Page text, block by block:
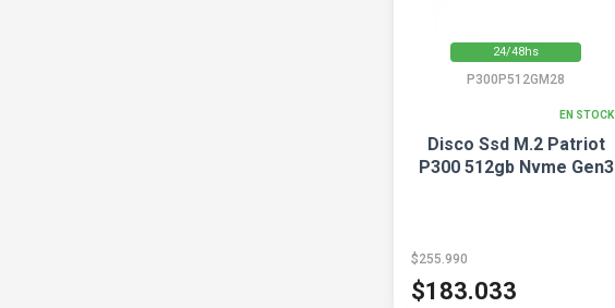
24/48hs
P300P512GM28
EN STOCK
Disco Ssd M.2 Patriot
P300 512gb Nvme Gen3
$255.990
$183.033